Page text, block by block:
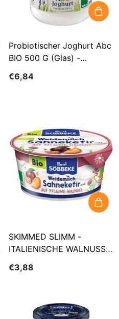
Probiotischer Joghurt Abc
BIO 500 G (Glas) -
€6,84
SKIMMED SLIMM -
ITALIENISCHE WALNUSS
SOBBEKE
€3,88